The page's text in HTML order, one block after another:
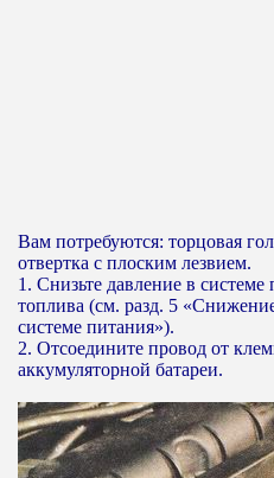
Вам потребуются: торцовая
отвертка с плоским лезвием.
1. Снизьте давление в системе
топлива (см. разд. 5
системе питания»).
2. Отсоедините провод от
аккумуляторной батареи.